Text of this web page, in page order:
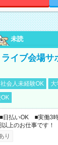
未読
ライブ会場サ
社会人未経験OK
大
払いOK ■実働3時
上のお仕事です！
り